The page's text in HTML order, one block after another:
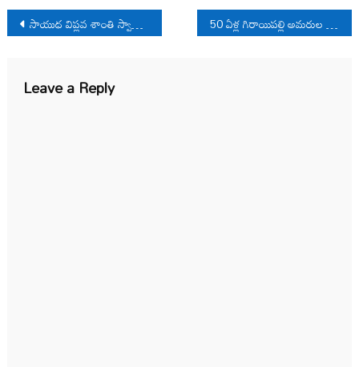
Post
navigation
సాయుధ విప్లవ శాంతి స్వాప్నికుడు చలసాని 50 ఏళ్ల గిరాయిపల్లి అమరుల స్మృతి
Leave a Reply